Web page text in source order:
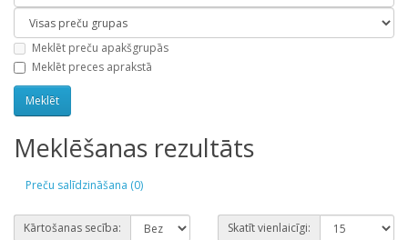
Meklēt preču apakšgrupās
Meklēt preces aprakstā
Meklēšanas rezultāts
Preču salīdzināšana (0)
Kārtošanas secība: Skatīt vienlaicīgi: